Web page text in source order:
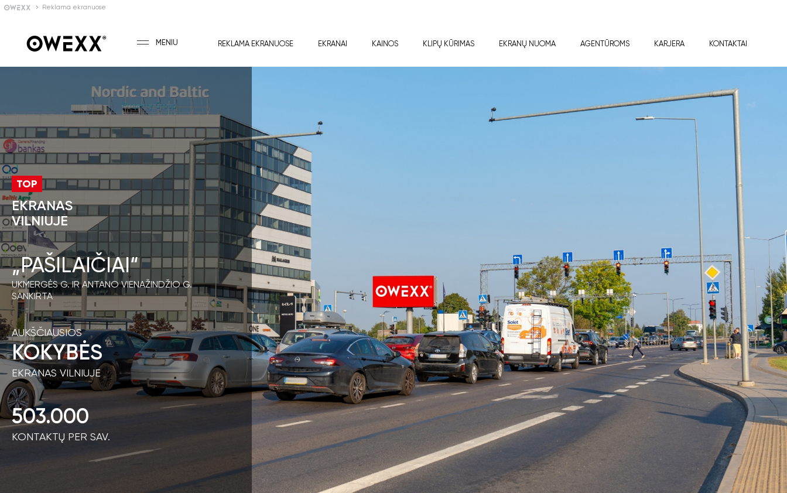
Reklama ekranuose
MENIU REKLAMA EKRANUOSE EKRANAI KAINOS KLIPŲ KŪRIMAS EKRANŲ NUOMA AGENTŪROMS KARJERA KONTAKTAI
TOP
EKRANAS
VILNIUJE
„PAŠILAIČIAI“
UKMERGĖS G. IR ANTANO VIENAŽINDŽIO G.
SANKIRTA
AUKŠČIAUSIOS
KOKYBĖS
EKRANAS VILNIUJE
503.000
KONTAKTŲ PER SAV.